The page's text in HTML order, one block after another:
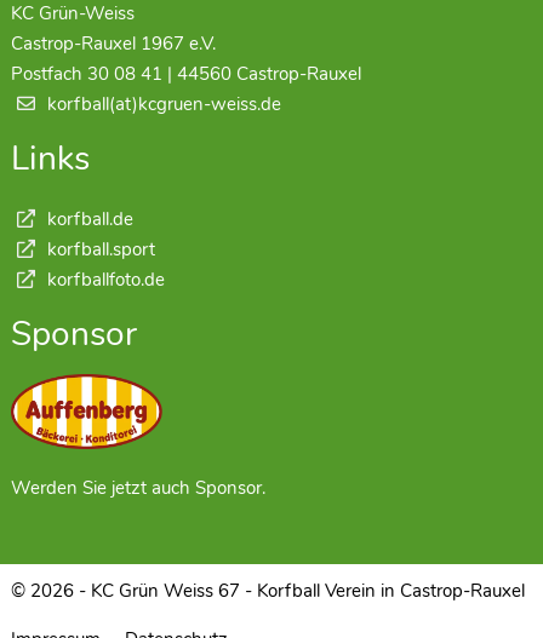
KC Grün-Weiss
Castrop-Rauxel 1967 e.V.
Postfach 30 08 41 | 44560 Castrop-Rauxel
korfball(at)kcgruen-weiss.de
Links
korfball.de
korfball.sport
korfballfoto.de
Sponsor
Werden Sie jetzt auch Sponsor.
© 2026 - KC Grün Weiss 67 - Korfball Verein in Castrop-Rauxel